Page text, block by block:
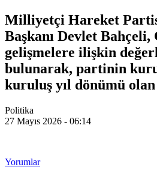
Milliyetçi Hareket
Başkanı Devlet
gelişmelere ilişkin
bulunarak, partinin
kuruluş yıl dönümü
Politika
27 Mayıs 2026 - 06:14
Yorumlar